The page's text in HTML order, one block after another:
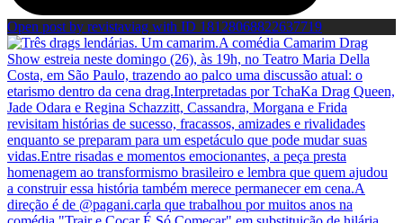
Open post by revistaviag with ID 18128068822637719